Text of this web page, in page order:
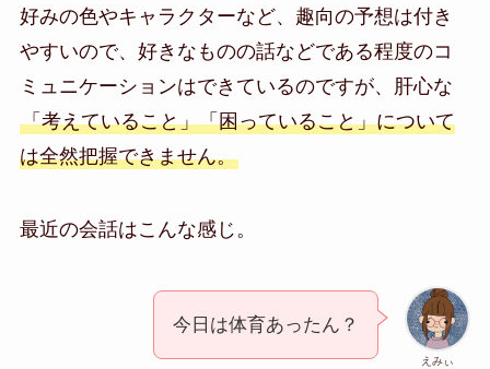
好みの色やキャラクターなど、趣向の予想は付き
やすいので、好きなものの話などである程度のコ
ミュニケーションはできているのですが、肝心な
「考えていること」「困っていること」について
は全然把握できません。
最近の会話はこんな感じ。
えみぃ
今日は体育あったん？